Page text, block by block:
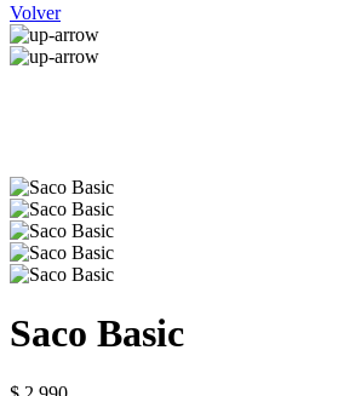
Volver
Saco Basic